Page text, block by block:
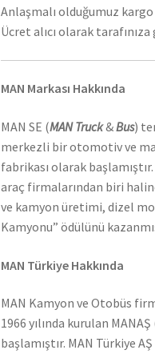
Anlaşmalı olduğumuz kargo
Ücret alıcı olarak
MAN Markası Hakkında
MAN SE (MAN Truck&Bus)
merkezli bir otomotiv ve
fabrikası olarak
araç firmalarından biri
ve kamyon üretimi, dizel
Kamyonu” ödülünü
MAN Türkiye Hakkında
MAN Kamyon ve Otobüs
1966 yılında kurulan
başlamıştır. MAN Türkiye